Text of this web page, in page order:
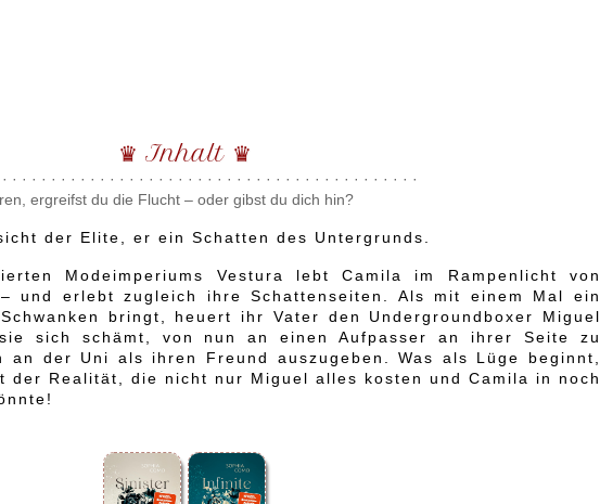
♛ Inhalt ♛
· · · · · · · · · · · · · · · · · · · · · · · · · · · · · · · · · · · · · · · · · ·
ergreifst du die Flucht – oder gibst du dich hin?
der Elite, er ein Schatten des Untergrunds.
Modeimperiums Vestura lebt Camila im Rampenlicht von
und erlebt zugleich ihre Schattenseiten. Als mit einem Mal ein
bringt, heuert ihr Vater den Undergroundboxer Miguel
sich schämt, von nun an einen Aufpasser an ihrer Seite zu
der Uni als ihren Freund auszugeben. Was als Lüge beginnt,
der Realität, die nicht nur Miguel alles kosten und Camila in noch